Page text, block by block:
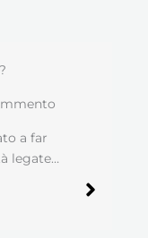
a far
legate…